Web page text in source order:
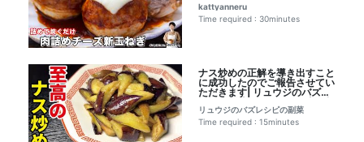
作り方｜かっちゃんねるさんレ
シピ書き起こし
kattyanneru
Time required : 30minutes
ナス炒めの正解を導き出すこと
に成功したのでご報告させてい
ただきます| リュウジのバズレ
シピの副菜さんのレシピ書き起
こし
リュウジのバズレシピの副菜
Time required : 15minutes